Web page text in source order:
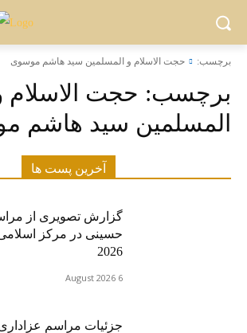
برچسب: حجت الاسلام و المسلمین سید هاشم موسوی
برچسب: حجت الاسلام
المسلمین سید هاشم
آخرین پست ها
گزارش تصویری از
حسینی در مرکز
2026
6 August 2026
جزئیات مراسم